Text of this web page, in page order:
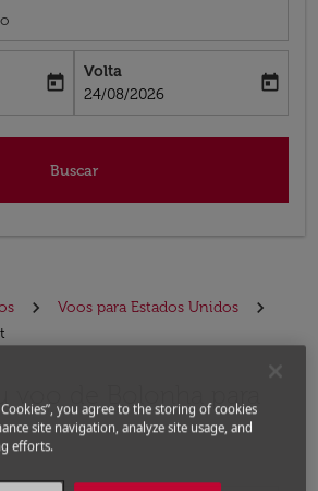
date-aria-label
today
Volta
fc-booking-return-date-aria-label
24/08/2026
today
Buscar
Voos para Estados Unidos
voo de Bolonha para
Cookies”, you agree to the storing of cookies
site navigation, analyze site usage, and
efforts.